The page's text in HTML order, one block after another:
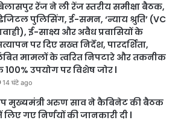
रेंज ने ली रेंज स्तरीय समीक्षा बैठक,
पुलिसिंग, ई-समन, ‘न्याय श्रुति’ (VC
ई-साक्ष्य और अवैध प्रवासियों के
पर दिए सख्त निर्देश, पारदर्शिता,
मामलों के त्वरित निपटारे और तकनीक
100% उपयोग पर विशेष जोर l
14 घंटे ago
मुख्यमंत्री अरुण साव ने कैबिनेट की बैठक
लिए गए निर्णयों की जानकारी दी l